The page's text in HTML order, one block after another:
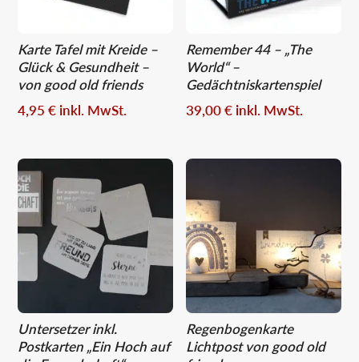
Karte Tafel mit Kreide –
Glück & Gesundheit –
von good old friends
4,95€ inkl. MwSt.
Remember 44 – „The
World“ –
Gedächtniskartenspiel
39,00€ inkl. MwSt.
Untersetzer inkl.
Postkarten „Ein Hoch auf
Regenbogenkarte
Lichtpost von good old